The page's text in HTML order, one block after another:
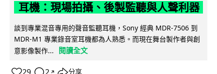
耳機：現場拍攝、後製監聽與人聲利器
談到專業混音專用的聲音監聽耳機，Sony 經典 MDR-7506 到
MDR-M1 專業錄音室耳機都為人熟悉。而現在舞台製作者與創
意影像製作...
閱讀全文
↗ 分享